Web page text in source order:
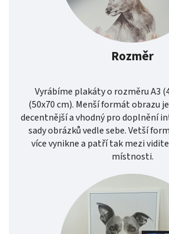
Rozměr
Vyrábíme plakáty o rozměru A3
(50x70 cm). Menší formát obrazu
decentnější a vhodný pro doplnění
sady obrázků vedle sebe. Vetší
více vynikne a patří tak mezi
místnosti.